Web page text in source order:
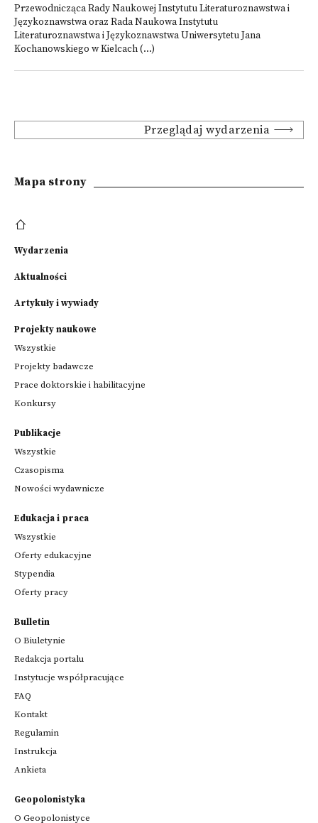
Przewodnicząca Rady Naukowej Instytutu Literaturoznawstwa i
Językoznawstwa oraz Rada Naukowa Instytutu
Literaturoznawstwa i Językoznawstwa Uniwersytetu Jana
Kochanowskiego w Kielcach (...)
Przeglądaj wydarzenia
Mapa strony
Wydarzenia
Aktualności
Artykuły i wywiady
Projekty naukowe
Wszystkie
Projekty badawcze
Prace doktorskie i habilitacyjne
Konkursy
Publikacje
Wszystkie
Czasopisma
Nowości wydawnicze
Edukacja i praca
Wszystkie
Oferty edukacyjne
Stypendia
Oferty pracy
Bulletin
O Biuletynie
Redakcja portalu
Instytucje współpracujące
FAQ
Kontakt
Regulamin
Instrukcja
Ankieta
Geopolonistyka
O Geopolonistyce